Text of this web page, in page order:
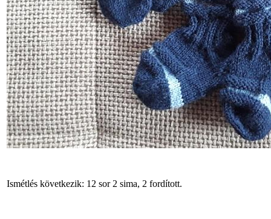
Ismétlés következik: 12 sor 2 sima, 2 fordított.